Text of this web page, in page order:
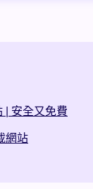
| 安全又免費
網站